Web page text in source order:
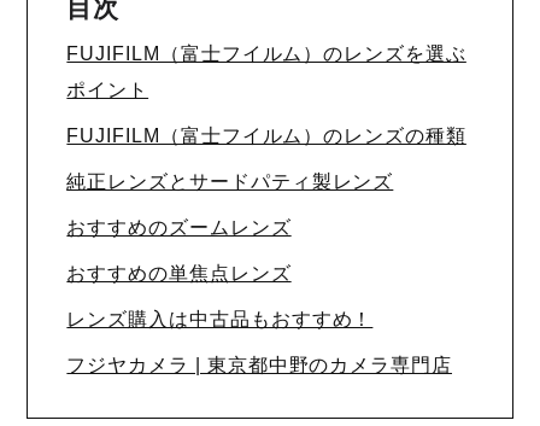
目次
FUJIFILM（富士フイルム）のレンズを選ぶ
ポイント
FUJIFILM（富士フイルム）のレンズの種類
純正レンズとサードパティ製レンズ
おすすめのズームレンズ
おすすめの単焦点レンズ
レンズ購入は中古品もおすすめ！
フジヤカメラ | 東京都中野のカメラ専門店